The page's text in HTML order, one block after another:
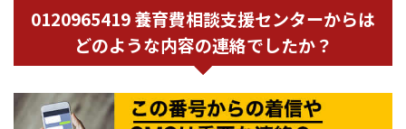
0120965419 養育費相談支援センターからは
どのような内容の連絡でしたか？